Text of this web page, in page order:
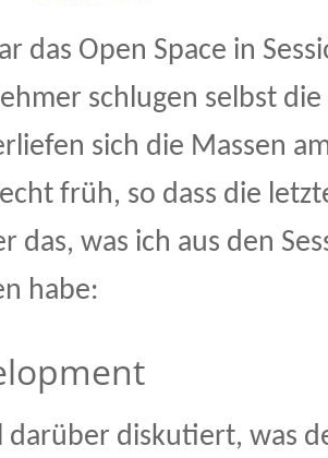
das Open Space in
schlugen selbst
sich die Massen
früh, so dass die
das, was ich aus den
habe:
darüber diskutiert, was